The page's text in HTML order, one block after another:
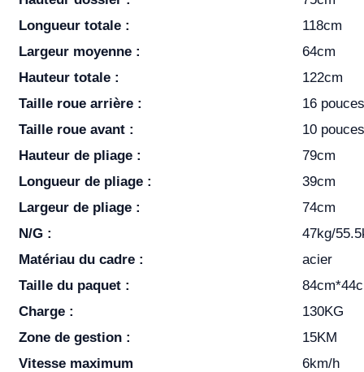
Longueur totale :
118cm
Largeur moyenne :
64cm
Hauteur totale :
122cm
Taille roue arrière :
16 pouces
Taille roue avant :
10 pouces
Hauteur de pliage :
79cm
Longueur de pliage :
39cm
Largeur de pliage :
74cm
N/G :
47kg/
Matériau du cadre :
acier
Taille du paquet :
Charge :
130KG
Zone de gestion :
15KM
Vitesse maximum
6km/h